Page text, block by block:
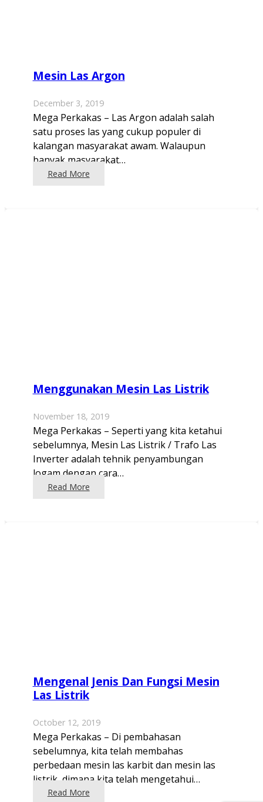
Mesin Las Argon
December 3, 2019
Mega Perkakas – Las Argon adalah salah
satu proses las yang cukup populer di
kalangan masyarakat awam. Walaupun
banyak masyarakat…
Read More
Menggunakan Mesin Las Listrik
November 18, 2019
Mega Perkakas – Seperti yang kita ketahui
sebelumnya, Mesin Las Listrik / Trafo Las
Inverter adalah tehnik penyambungan
logam dengan cara…
Read More
Mengenal Jenis Dan Fungsi Mesin
Las Listrik
October 12, 2019
Mega Perkakas – Di pembahasan
sebelumnya, kita telah membahas
perbedaan mesin las karbit dan mesin las
listrik, dimana kita telah mengetahui…
Read More